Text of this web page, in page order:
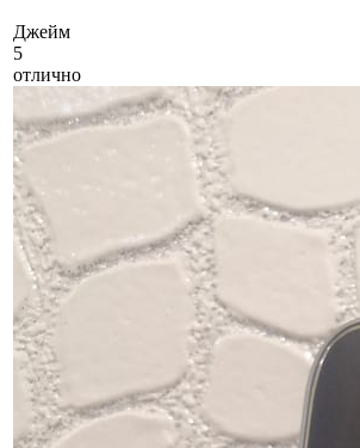
Джейм
5
отлично